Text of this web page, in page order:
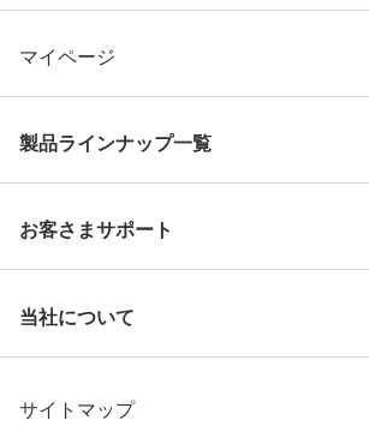
マイページ
製品ラインナップ一覧
お客さまサポート
当社について
サイトマップ